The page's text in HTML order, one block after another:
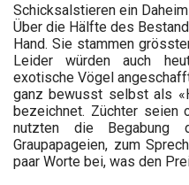
Schicksalstieren ein
Über die Hälfte des
Hand. Sie stammen
Leider würden auch
exotische Vögel
ganz bewusst selbst als
bezeichnet. Züchter seien
nutzten die Begabung
Graupapageien, zum
paar Worte bei, was den